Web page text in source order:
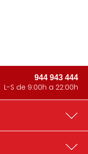
944 943 444
L-S de 9:00h a 22:00h